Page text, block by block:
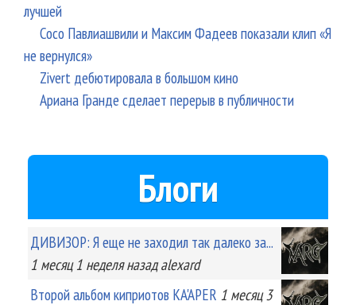
лучшей
Сосо Павлиашвили и Максим Фадеев показали клип «Я
не вернулся»
Zivert дебютировала в большом кино
Ариана Гранде сделает перерыв в публичности
Блоги
ДИВИЗОР: Я еще не заходил так далеко за...
1 месяц 1 неделяназад alexard
Второй альбом киприотов KA'APER 1 месяц 3